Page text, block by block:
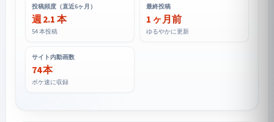
投稿頻度（直近6ヶ月）
週 2.1 本
54 本投稿
最終投稿
1 ヶ月前
ゆるやかに更新
サイト内動画数
74 本
ポケ速に収録